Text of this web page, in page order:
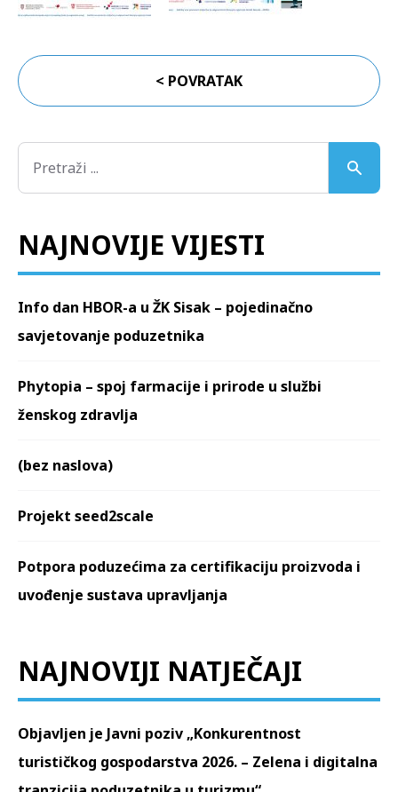
< POVRATAK
NAJNOVIJE VIJESTI
Info dan HBOR-a u ŽK Sisak – pojedinačno
savjetovanje poduzetnika
Phytopia – spoj farmacije i prirode u službi
ženskog zdravlja
(bez naslova)
Projekt seed2scale
Potpora poduzećima za certifikaciju proizvoda i
uvođenje sustava upravljanja
NAJNOVIJI NATJEČAJI
Objavljen je Javni poziv „Konkurentnost
turističkog gospodarstva 2026. – Zelena i digitalna